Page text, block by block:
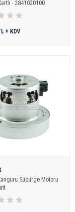
- 2841020100
+ KDV
Süpürge Motoru